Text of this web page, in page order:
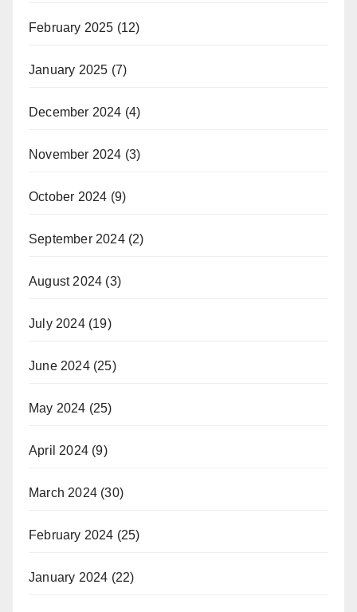
February 2025 (12)
January 2025 (7)
December 2024 (4)
November 2024 (3)
October 2024 (9)
September 2024(2)
August 2024 (3)
July 2024(19)
June 2024(25)
May 2024 (25)
April 2024 (9)
March 2024 (30)
February 2024 (25)
January 2024 (22)